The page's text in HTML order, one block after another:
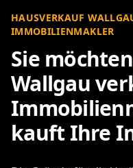
HAUSVERKAUF
IMMOBILIENMAKLER
Sie
Wallgau
kauft Ihre